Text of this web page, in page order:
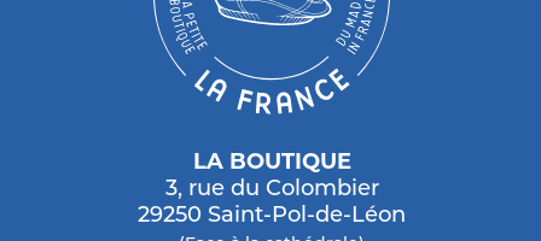
LA BOUTIQUE
3, rue du Colombier
29250 Saint-Pol-de-Léon